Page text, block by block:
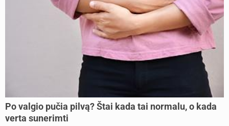
Po valgio pučia pilvą? Štai kada tai normalu, o kada
verta sunerimti